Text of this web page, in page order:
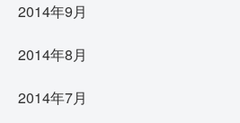
2014年9月
2014年8月
2014年7月